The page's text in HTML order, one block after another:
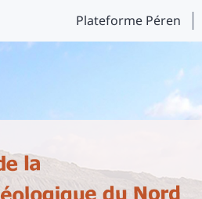
Plateforme Péren